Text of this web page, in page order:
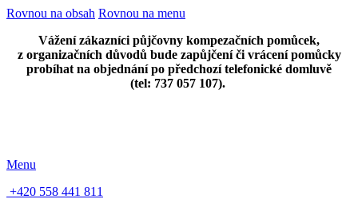
Rovnou na obsah Rovnou na menu
Vážení zákazníci půjčovny kompezačních pomůcek,
z organizačních důvodů bude zapůjčení či vrácení pomůcky
probíhat na objednání po předchozí telefonické domluvě
(tel: 737 057 107).
Menu
+420 558 441 811